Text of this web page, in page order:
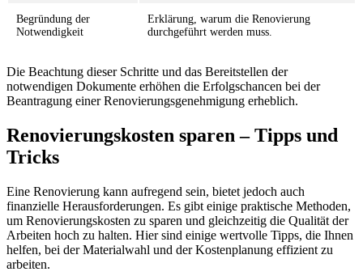
Begründung der
Notwendigkeit
Erklärung, warum die Renovierung
durchgeführt werden muss.
Die Beachtung dieser Schritte und das Bereitstellen der
notwendigen Dokumente erhöhen die Erfolgschancen bei der
Beantragung einer Renovierungsgenehmigung erheblich.
Renovierungskosten sparen – Tipps und
Tricks
Eine Renovierung kann aufregend sein, bietet jedoch auch
finanzielle Herausforderungen. Es gibt einige praktische Methoden,
um Renovierungskosten zu sparen und gleichzeitig die Qualität der
Arbeiten hoch zu halten. Hier sind einige wertvolle Tipps, die Ihnen
helfen, bei der Materialwahl und der Kostenplanung effizient zu
arbeiten.